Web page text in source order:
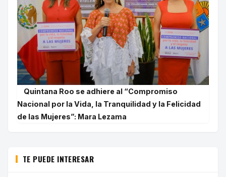
Quintana Roo se adhiere al “Compromiso
Nacional por la Vida, la Tranquilidad y la Felicidad
de las Mujeres”: Mara Lezama
TE PUEDE INTERESAR